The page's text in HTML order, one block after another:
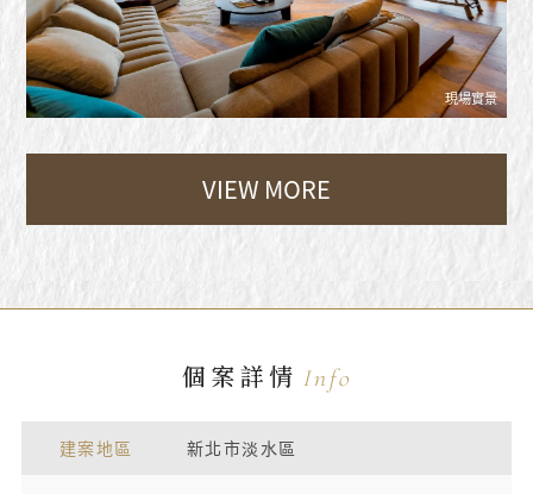
現場實景
VIEW MORE
個案詳情 Info
建案地區 新北市淡水區